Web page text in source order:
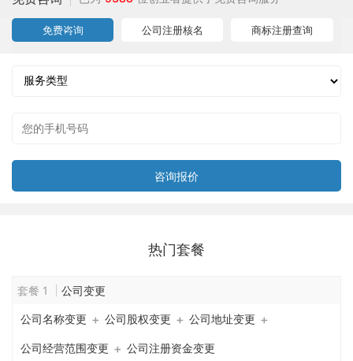
免费咨询 公司注册核名 商标注册查询
热门套餐
套餐 1 公司变更
公司名称变更 + 公司股权变更 + 公司地址变更 +
公司经营范围变更 + 公司注册资金变更